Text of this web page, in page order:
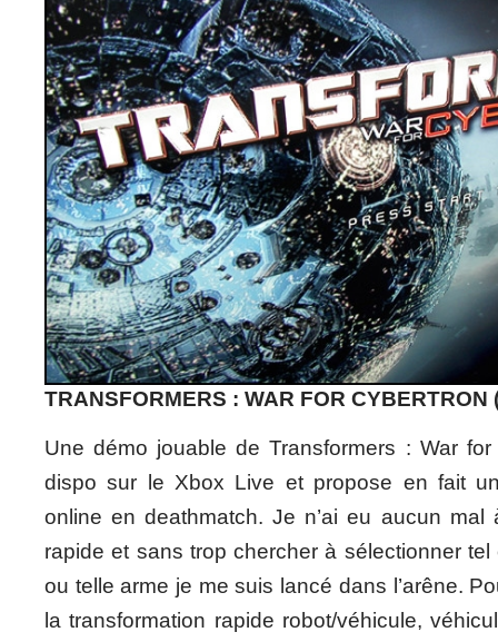
TRANSFORMERS : WAR FOR CYBERTRON
Une démo jouable de Transformers : War
dispo sur le Xbox Live et propose en fait
online en deathmatch. Je n’ai eu aucun mal
rapide et sans trop chercher à sélectionner
ou telle arme je me suis lancé dans l’arêne.
la transformation rapide robot/véhicule,